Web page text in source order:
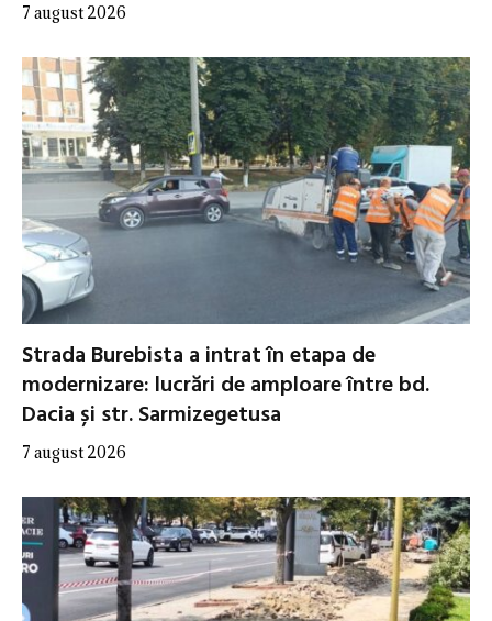
7 august 2026
Strada Burebista a intrat în etapa de
modernizare: lucrări de amploare între bd.
Dacia și str. Sarmizegetusa
7 august 2026